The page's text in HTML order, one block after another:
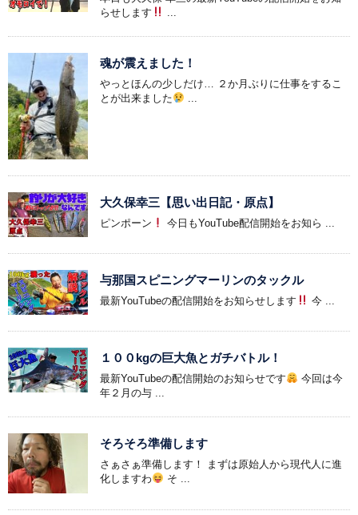
らせします
魂が震えました！
やっとほんの少しだけ… ２か月ぶりに仕事をするこ
とが出来ました
大久保幸三【思い出日記・原点】
ピンポーン 今日もYouTube配信開始をお知ら ...
与那国スピニングマーリンのタックル
最新YouTubeの配信開始をお知らせします 今 ...
１００kgの巨大魚とガチバトル！
最新YouTubeの配信開始のお知らせです
今回は今
年２月の与 ...
そろそろ準備します
さぁさぁ準備します！ まずは原始人から現代人に進
化しますわ
そ ...